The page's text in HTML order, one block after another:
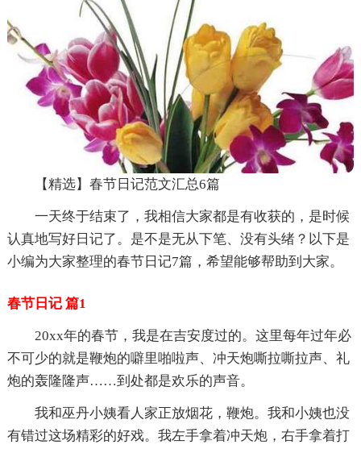
【精选】春节日记范文汇总6篇
一天终于结束了，我相信大家都是有收获的，是时候
认真地写好日记了。是不是无从下笔、没有头绪？以下是
小编为大家整理的春节日记7篇，希望能够帮助到大家。
春节日记 篇1
20xx年的春节，我是在吉安度过的。这里每年过年必
不可少的就是鞭炮的噼里啪啦声、冲天炮嘶拉嘶拉声、礼
炮的轰隆隆声……到处都是欢乐的声音。
我和巫丹小姨看人家正放烟花，鞭炮。我和小姨也没
有错过这场精彩的好戏。我左手拿着冲天炮，右手拿着打